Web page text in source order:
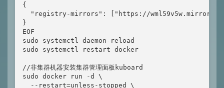
{
"registry-mirrors": ["https://
}
EOF
sudo systemctl daemon-reload
sudo systemctl restart docker
//非集群机器安装集群管理面板kuboard
sudo docker run -d \
  --restart=unless-stopped \